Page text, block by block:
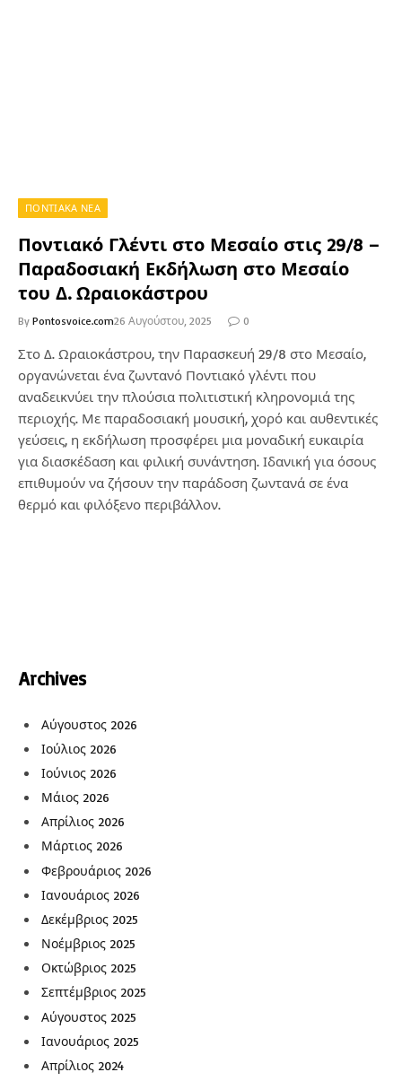
ΠΟΝΤΙΑΚΑ ΝΕΑ
Ποντιακό Γλέντι στο Μεσαίο στις 29/8 –
Παραδοσιακή Εκδήλωση στο Μεσαίο
του Δ. Ωραιοκάστρου
By Pontosvoice.com26 Αυγούστου, 2025 0
Στο Δ. Ωραιοκάστρου, την Παρασκευή 29/8 στο Μεσαίο,
οργανώνεται ένα ζωντανό Ποντιακό γλέντι που
αναδεικνύει την πλούσια πολιτιστική κληρονομιά της
περιοχής. Με παραδοσιακή μουσική, χορό και αυθεντικές
γεύσεις, η εκδήλωση προσφέρει μια μοναδική ευκαιρία
για διασκέδαση και φιλική συνάντηση. Ιδανική για όσους
επιθυμούν να ζήσουν την παράδοση ζωντανά σε ένα
θερμό και φιλόξενο περιβάλλον.
Archives
Αύγουστος 2026
Ιούλιος 2026
Ιούνιος 2026
Μάιος 2026
Απρίλιος 2026
Μάρτιος 2026
Φεβρουάριος 2026
Ιανουάριος 2026
Δεκέμβριος 2025
Νοέμβριος 2025
Οκτώβριος 2025
Σεπτέμβριος 2025
Αύγουστος 2025
Ιανουάριος 2025
Απρίλιος 2024